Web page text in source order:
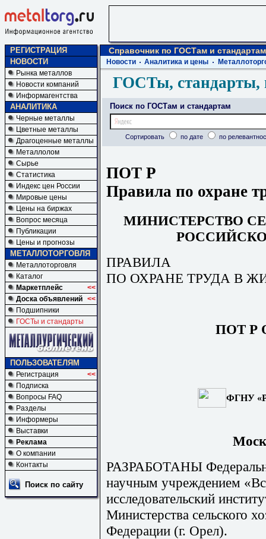
РЕГИСТРАЦИЯ
НОВОСТИ
Рынка металлов
Новости компаний
Информагентства
АНАЛИТИКА
Черные металлы
Цветные металлы
Драгоценные металлы
Металлолом
Сырье
Статистика
Индекс цен России
Мировые цены
Цены на биржах
Вопрос месяца
Публикации
Цены и прогнозы
МЕТАЛЛОТОРГОВЛЯ
Металлоторговля
Каталог
Маркетплейс
<<
Доска объявлений <<
Подшипники
ГОСТы и стандарты
ПОЛЬЗОВАТЕЛЯМ
Регистрация
<<
Подписка
Вопросы FAQ
Разделы
Информеры
Выставки
Реклама
О компании
Контакты
Поиск по сайту
Справочник по ГОСТам и стандартам
Новости Аналитика и цены
ГОСТы, стандарты,
Поиск по ГОСТам и стандартам
Сортировать по дате по
ПОТ Р
Правила по охране
МИНИСТЕРСТВО
ПРАВИЛА
ПО ОХРАНЕ ТРУДА В
ПОТ Р
ФГНУ
РАЗРАБОТАНЫ
научным учреждением
исследовательский
Министерства сельского
Федерации (г. Орел).